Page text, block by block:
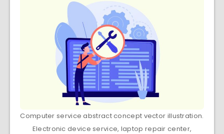
Computer service abstract concept vector illustration.
Electronic device service, laptop repair center,